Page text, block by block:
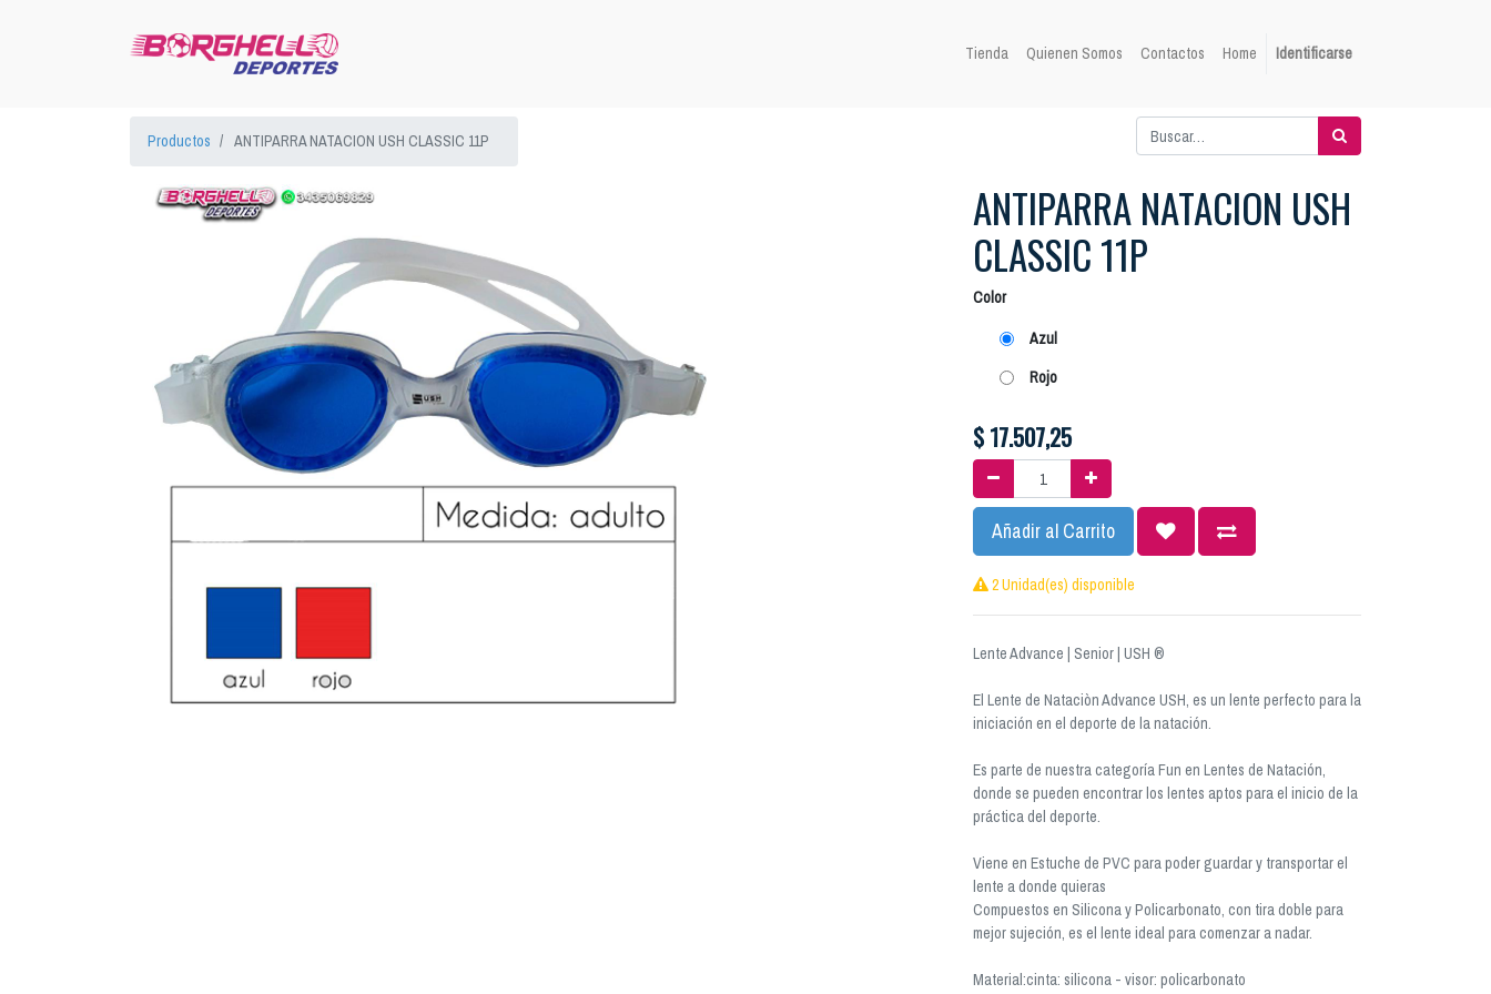
Tienda Quienen Somos Contactos Home Identificarse
Productos ANTIPARRA NATACION USH CLASSIC 11P
ANTIPARRA NATACION USH
CLASSIC 11P
Color
Azul
Rojo
$17.507,25
Añadir al Carrito
2 Unidad(es) disponible
Lente Advance | Senior | USH ®
El Lente de Nataciòn Advance USH, es un lente perfecto para la
iniciación en el deporte de la natación.
Es parte de nuestra categoría Fun en Lentes de Natación,
donde se pueden encontrar los lentes aptos para el inicio de la
práctica del deporte.
Viene en Estuche de PVC para poder guardar y transportar el
lente a donde quieras
Compuestos en Silicona y Policarbonato, con tira doble para
mejor sujeción, es el lente ideal para comenzar a nadar.
Material:cinta: silicona - visor: policarbonato